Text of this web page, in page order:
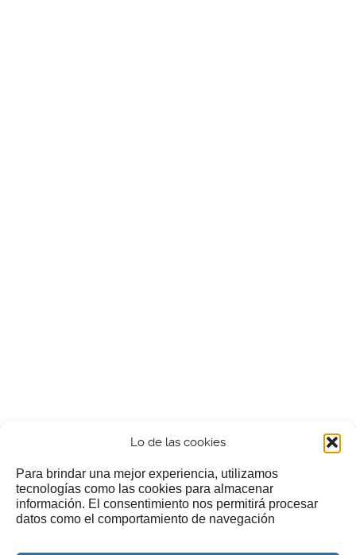
Lo de las cookies
Para brindar una mejor experiencia, utilizamos
tecnologías como las cookies para almacenar
información. El consentimiento nos permitirá procesar
datos como el comportamiento de navegación
¿Nos invitas a un cafecillo?